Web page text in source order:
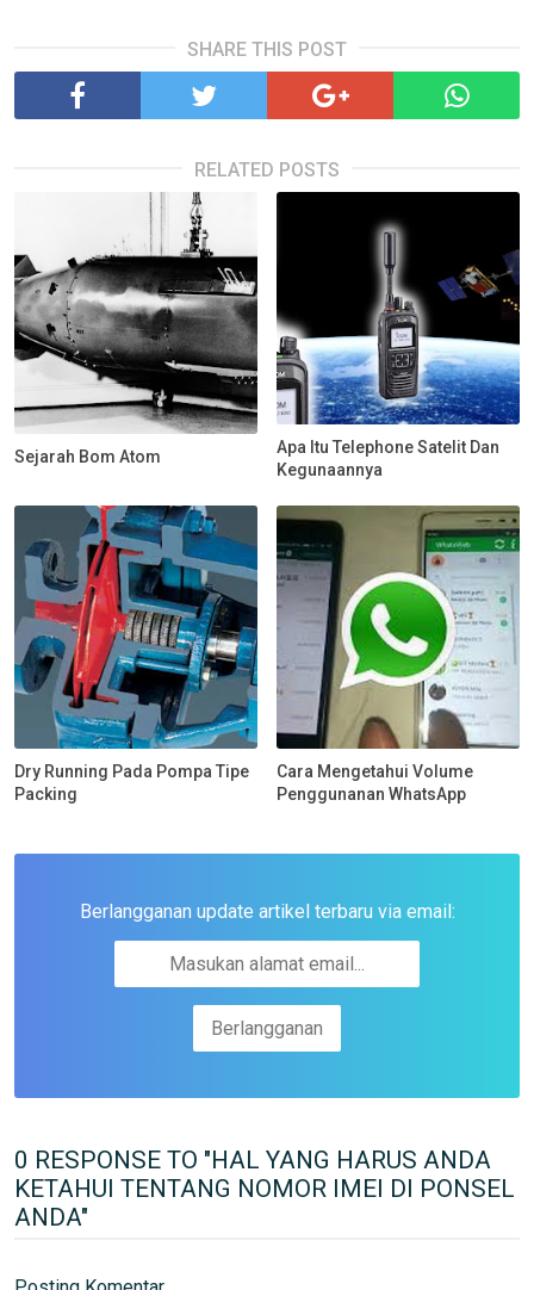
SHARE THIS POST
RELATED POSTS
Sejarah Bom Atom
Apa Itu Telephone Satelit Dan
Kegunaannya
Dry Running Pada Pompa Tipe
Packing
Cara Mengetahui Volume
Penggunanan WhatsApp
Berlangganan update artikel terbaru via email:
0 RESPONSE TO "HAL YANG HARUS ANDA
KETAHUI TENTANG NOMOR IMEI DI PONSEL
ANDA"